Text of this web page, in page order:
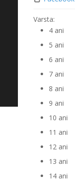
Varsta:
4 ani
5 ani
6 ani
7 ani
8 ani
9 ani
10 ani
11 ani
12 ani
13 ani
14 ani